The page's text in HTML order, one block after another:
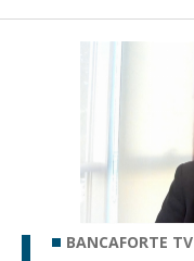
BANCAFORTE TV